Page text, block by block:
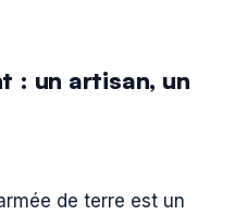
: un artisan, un
de terre est un